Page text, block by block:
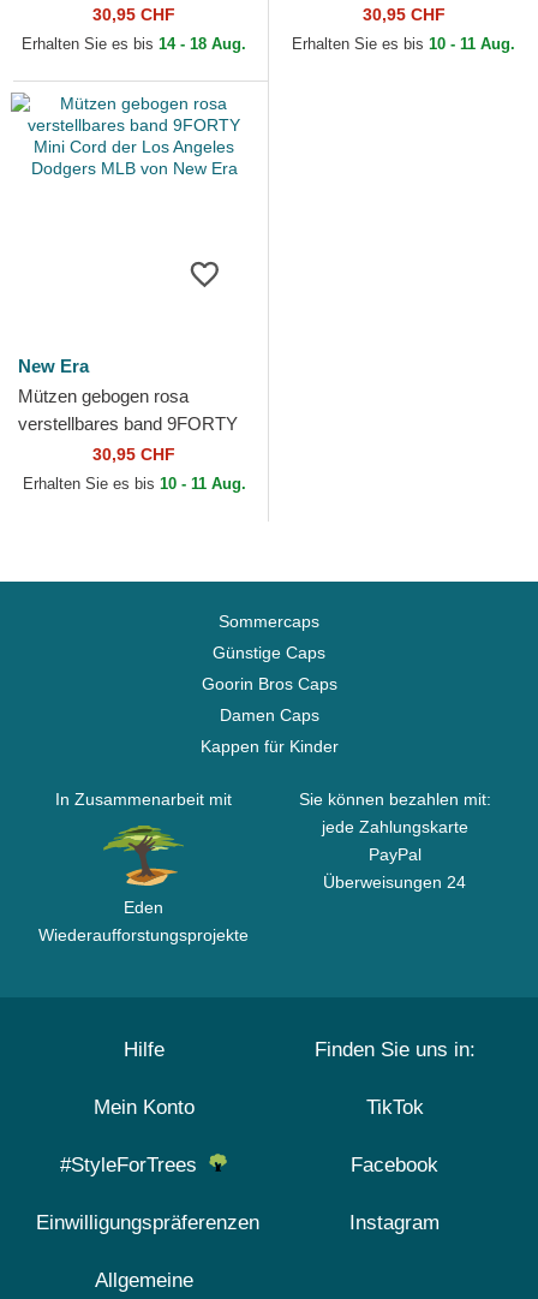
der New York Yankees MLB
von New Era
30,95 CHF
Erhalten Sie es bis 14 - 18 Aug.
30,95 CHF
Erhalten Sie es bis 10 - 11 Aug.
New Era
Mützen gebogen rosa
verstellbares band 9FORTY
Mini Cord der Los Angeles
Dodgers MLB von New Era
30,95 CHF
Erhalten Sie es bis 10 - 11 Aug.
Sommercaps
Günstige Caps
Goorin Bros Caps
Damen Caps
Kappen für Kinder
In Zusammenarbeit mit
Eden
Wiederaufforstungsprojekte
Sie können bezahlen mit:
jede Zahlungskarte
PayPal
Überweisungen 24
Hilfe
Mein Konto
#StyleForTrees
Einwilligungspräferenzen
Allgemeine
Finden Sie uns in:
TikTok
Facebook
Instagram